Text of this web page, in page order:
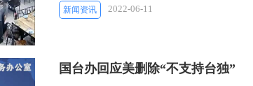
新闻资讯 2022-06-11
国台办回应美删除“不支持台独”